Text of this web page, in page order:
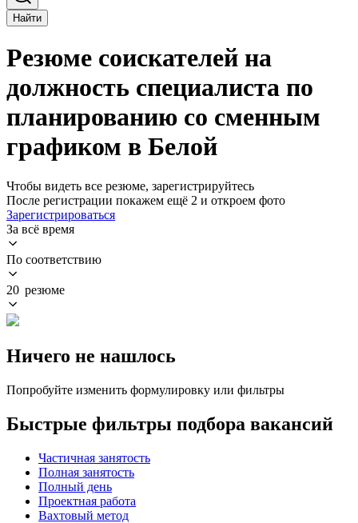
Найти
Резюме соискателей на
должность специалиста по
планированию со сменным
графиком в Белой
Чтобы видеть все резюме, зарегистрируйтесь
После регистрации покажем ещё 2 и откроем фото
Зарегистрироваться
За всё время
По соответствию
20 резюме
Ничего не нашлось
Попробуйте изменить формулировку или фильтры
Быстрые фильтры подбора вакансий
Частичная занятость
Полная занятость
Полный день
Проектная работа
Вахтовый метод